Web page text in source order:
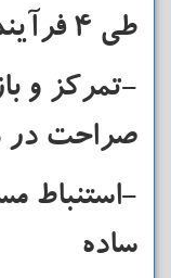
طی ۴ فرآیند صورت می گیرد:
-تمرکز و
صراحت در
-استنباط
ساده